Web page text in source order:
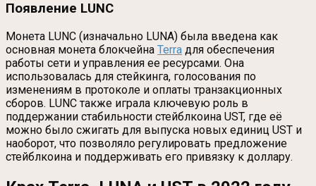
Появление LUNC
Монета LUNC (изначально LUNA) была введена как
основная монета блокчейна Terra для обеспечения
работы сети и управления ее ресурсами. Она
использовалась для стейкинга, голосования по
изменениям в протоколе и оплаты транзакционных
сборов. LUNC также играла ключевую роль в
поддержании стабильности стейблкоина UST, где её
можно было сжигать для выпуска новых единиц UST и
наоборот, что позволяло регулировать предложение
стейблкоина и поддерживать его привязку к доллару.